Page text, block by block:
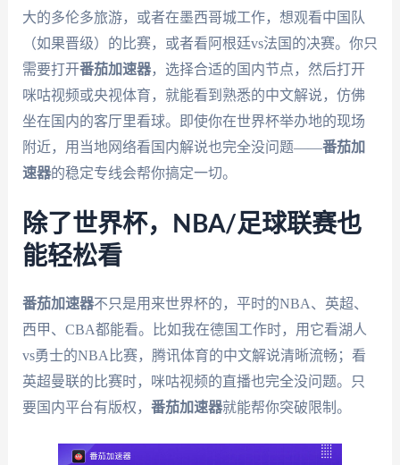
大的多伦多旅游，或者在墨西哥城工作，想观看中国队
（如果晋级）的比赛，或者看阿根廷vs法国的决赛。你只
需要打开番茄加速器，选择合适的国内节点，然后打开
咪咕视频或央视体育，就能看到熟悉的中文解说，仿佛
坐在国内的客厅里看球。即使你在世界杯举办地的现场
附近，用当地网络看国内解说也完全没问题——番茄加
速器的稳定专线会帮你搞定一切。
除了世界杯，NBA/足球联赛也
能轻松看
番茄加速器不只是用来世界杯的，平时的NBA、英超、
西甲、CBA都能看。比如我在德国工作时，用它看湖人
vs勇士的NBA比赛，腾讯体育的中文解说清晰流畅；看
英超曼联的比赛时，咪咕视频的直播也完全没问题。只
要国内平台有版权， 番茄加速器就能帮你突破限制。